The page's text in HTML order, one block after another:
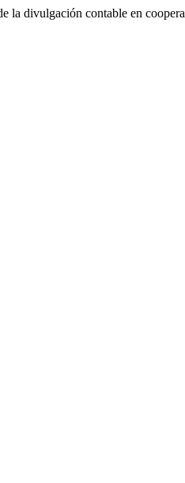
divulgación contable en